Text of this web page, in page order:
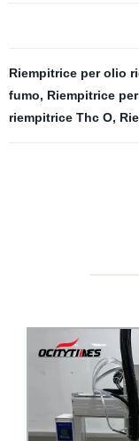
Riempitrice per olio
fumo, Riempitrice
riempitrice Thc O,